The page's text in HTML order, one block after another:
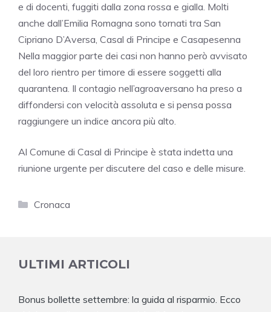
e di docenti, fuggiti dalla zona rossa e gialla. Molti
anche dall’Emilia Romagna sono tornati tra San
Cipriano D’Aversa, Casal di Principe e Casapesenna
Nella maggior parte dei casi non hanno però avvisato
del loro rientro per timore di essere soggetti alla
quarantena. Il contagio nell’agroaversano ha preso a
diffondersi con velocità assoluta e si pensa possa
raggiungere un indice ancora più alto.
Al Comune di Casal di Principe è stata indetta una
riunione urgente per discutere del caso e delle misure.
Categorie
Cronaca
ULTIMI ARTICOLI
Bonus bollette settembre: la guida al risparmio. Ecco